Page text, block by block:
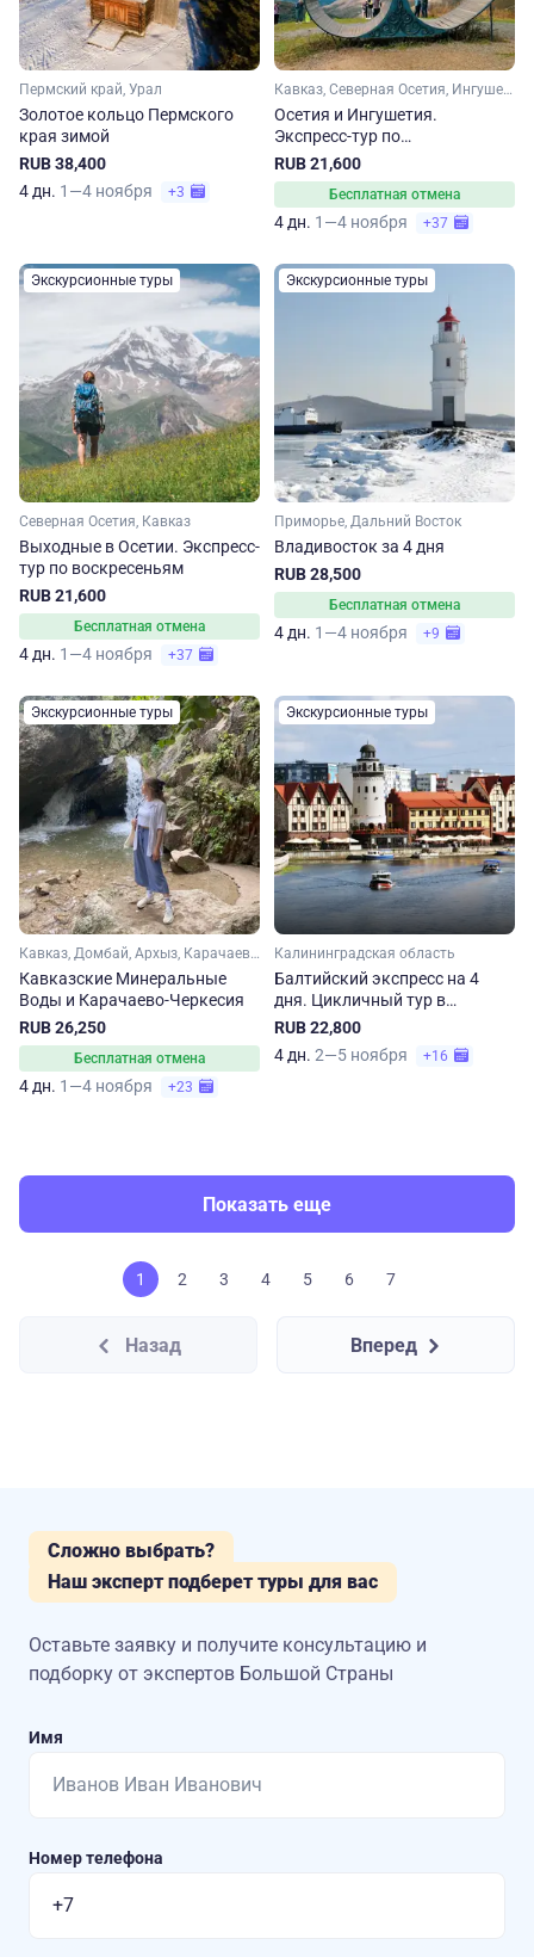
Пермский край, Урал
Золотое кольцо Пермского
края зимой
RUB 38,400
4 дн. 1—4 ноября +3
Кавказ, Северная Осетия, Ингушетия
Осетия и Ингушетия.
Экспресс-тур по
воскресеньям
RUB 21,600
Бесплатная отмена
4 дн. 1—4 ноября +37
Экскурсионные туры
Северная Осетия, Кавказ
Выходные в Осетии. Экспресс-
тур по воскресеньям
RUB 21,600
Бесплатная отмена
4 дн. 1—4 ноября +37
Экскурсионные туры
Приморье, Дальний Восток
Владивосток за 4 дня
RUB 28,500
Бесплатная отмена
4 дн. 1—4 ноября +9
Экскурсионные туры
Кавказ, Домбай, Архыз, Карачаево-Черкесия, Ставропольский край, Кавказские Минеральные Воды
Кавказские Минеральные
Воды и Карачаево-Черкесия
RUB 26,250
Бесплатная отмена
4 дн. 1—4 ноября +23
Экскурсионные туры
Калининградская область
Балтийский экспресс на 4
дня. Цикличный тур в
Калининград
RUB 22,800
4 дн. 2—5 ноября +16
Показать еще
1 2 3 4 5 6 7
Назад Вперед
Сложно выбрать?
Наш эксперт подберет туры для вас
Оставьте заявку и получите консультацию и
подборку от экспертов Большой Страны
Имя
Номер телефона